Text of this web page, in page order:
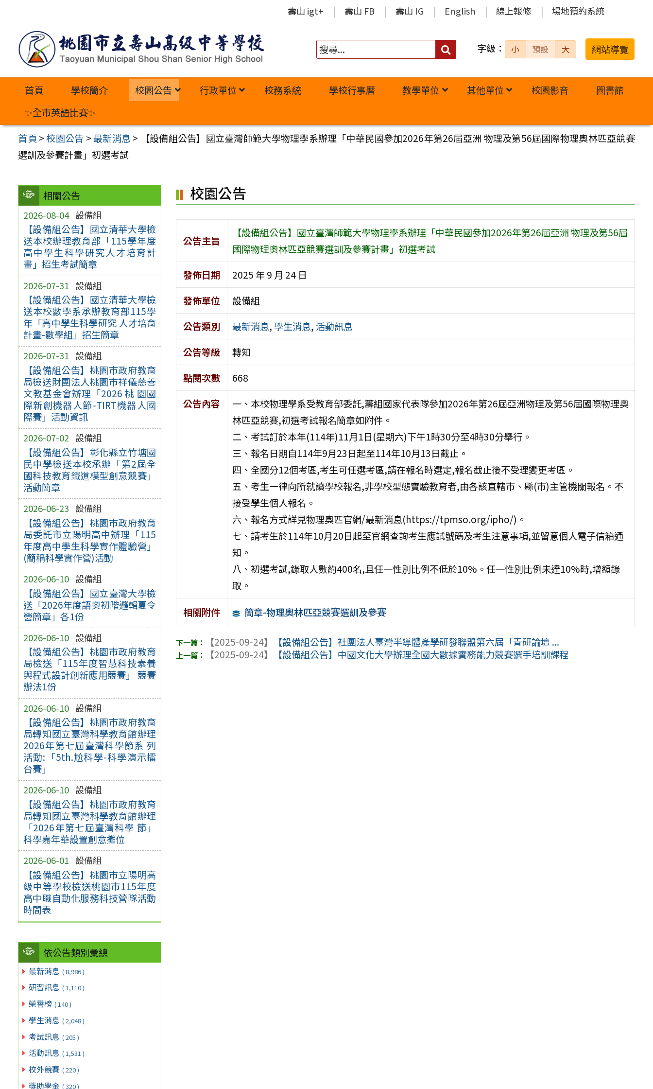
內
壽山 igt+ 壽山 FB 壽山 IG English 線上報修 場地預約系統
搜
字級： 小 預設 大 網站導覽
首頁 學校簡介 校園公告 行政單位 校務系統 學校行事曆 教學單位 其他單位 校園影音
圖書館
✨全市英語比賽✨
首頁 >校園公告 >最新消息 >
【設備組公告】國立臺灣師範大學物理學系辦理「中華民國參加2026年第26屆亞洲 物理及第56屆國際物理奧林匹亞競賽
選訓及參賽計畫」初選考試
相關公告
2026-08-04 設備組
【設備組公告】國立清華大學檢
送本校辦理教育部「115學年度
高中學生科學研究人才培育計
畫」招生考試簡章
2026-07-31 設備組
【設備組公告】國立清華大學檢
送本校數學系承辦教育部115學
年「高中學生科學研究 人才培育
計畫-數學組」招生簡章
2026-07-31 設備組
【設備組公告】桃園市政府教育
局檢送財團法人桃園市祥儀慈善
文教基金會辦理「2026 桃 園國
際新創機器人節-TIRT機器人國
際賽」活動資訊
2026-07-02 設備組
【設備組公告】彰化縣立竹塘國
民中學檢送本校承辦「第2屆全
國科技教育鐵道模型創意競賽」
活動簡章
2026-06-23 設備組
【設備組公告】桃園市政府教育
局委託市立陽明高中辦理「115
年度高中學生科學實作體驗營」
(簡稱科學實作營)活動
2026-06-10 設備組
【設備組公告】國立臺灣大學檢
送「2026年度語奧初階邏輯夏令
營簡章」各1份
2026-06-10 設備組
【設備組公告】桃園市政府教育
局檢送「115年度智慧科技素養
與程式設計創新應用競賽」 競賽
辦法1份
2026-06-10 設備組
【設備組公告】桃園市政府教育
局轉知國立臺灣科學教育館辦理
2026年第七屆臺灣科學節系 列
活動:「5th.尬科學-科學演示擂
台賽」
2026-06-10 設備組
【設備組公告】桃園市政府教育
局轉知國立臺灣科學教育館辦理
「2026年第七屆臺灣科學 節」
科學嘉年華設置創意攤位
2026-06-01 設備組
【設備組公告】桃園市立陽明高
級中等學校檢送桃園市115年度
高中職自動化服務科技營隊活動
時間表
依公告類別彙總
最新消息 ( 8,986 )
研習訊息 ( 1,110 )
榮譽榜 ( 140 )
學生消息 ( 2,048 )
考試訊息 ( 205 )
活動訊息 ( 1,531 )
校外競賽 ( 220 )
獎助學金 ( 320 )
校園公告
公告主旨
【設備組公告】國立臺灣師範大學物理學系辦理「中華民國參加2026年第26屆亞洲 物理及第56屆
國際物理奧林匹亞競賽選訓及參賽計畫」初選考試
發佈日期
2025 年 9 月 24 日
發佈單位
設備組
公告類別
最新消息, 學生消息, 活動訊息
公告等級
轉知
點閱次數
668
公告內容
一、本校物理學系受教育部委託,籌組國家代表隊參加2026年第26屆亞洲物理及第56屆國際物理奧
林匹亞競賽,初選考試報名簡章如附件。
二、考試訂於本年(114年)11月1日(星期六)下午1時30分至4時30分舉行。
三、報名日期自114年9月23日起至114年10月13日截止。
四、全國分12個考區,考生可任選考區,請在報名時選定,報名截止後不受理變更考區。
五、考生一律向所就讀學校報名,非學校型態實驗教育者,由各該直轄市、縣(市)主管機關報名。不
接受學生個人報名。
六、報名方式詳見物理奧匹官網/最新消息(https://tpmso.org/ipho/)。
七、請考生於114年10月20日起至官網查詢考生應試號碼及考生注意事項,並留意個人電子信箱通
知。
八、初選考試,錄取人數約400名,且任一性別比例不低於10%。任一性別比例未達10%時,增額錄
取。
相關附件
簡章-物理奧林匹亞競賽選訓及參賽
【2025-09-24】
【設備組公告】社團法人臺灣半導體產學研發聯盟第六屆「青研論壇 ...
【2025-09-24】
【設備組公告】中國文化大學辦理全國大數據實務能力競賽選手培訓課程